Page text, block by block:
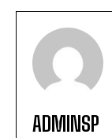
ADMINSP